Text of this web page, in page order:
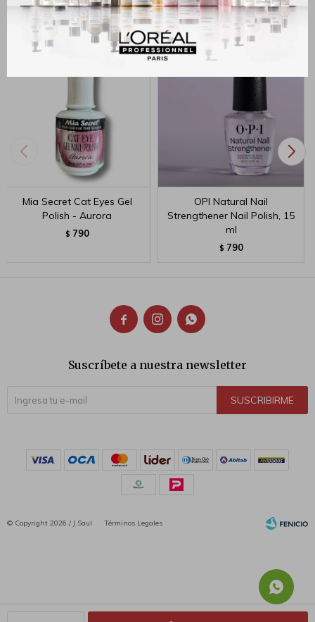
Productos que te pueden interesar
Mia Secret Cat Eyes Gel
Polish - Aurora
$ 790
OPI Natural Nail
Strengthener Nail Polish, 15
ml
$ 790
  
Suscríbete a nuestra newsletter
SUSCRIBIRME
© Copyright 2026 / J.Saul Términos Legales